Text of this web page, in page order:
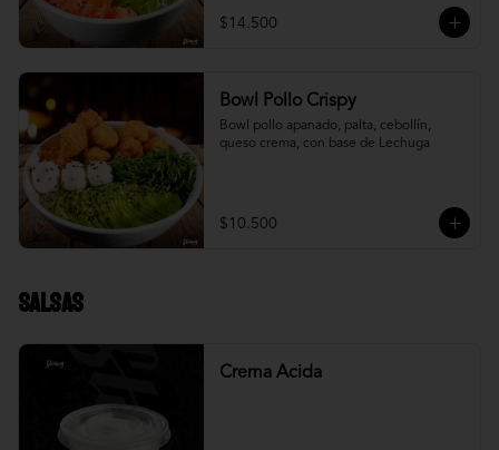
$14.500
Bowl Pollo Crispy
Bowl pollo apanado, palta, cebollín,
queso crema, con base de Lechuga
$10.500
Salsas
Crema Acida